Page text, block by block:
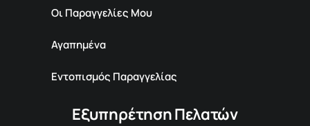
Οι Παραγγελίες Μου
Αγαπημένα
Εντοπισμός Παραγγελίας
Εξυπηρέτηση Πελατών